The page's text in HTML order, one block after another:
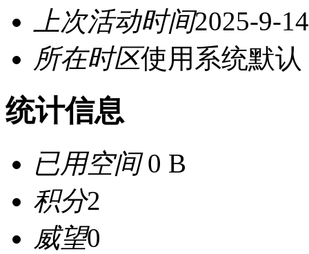
上次活动时间2025-9-
所在时区使用系统默认
统计信息
已用空间0 B
积分2
威望0